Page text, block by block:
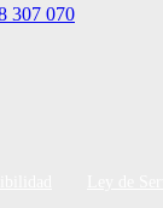
307 070